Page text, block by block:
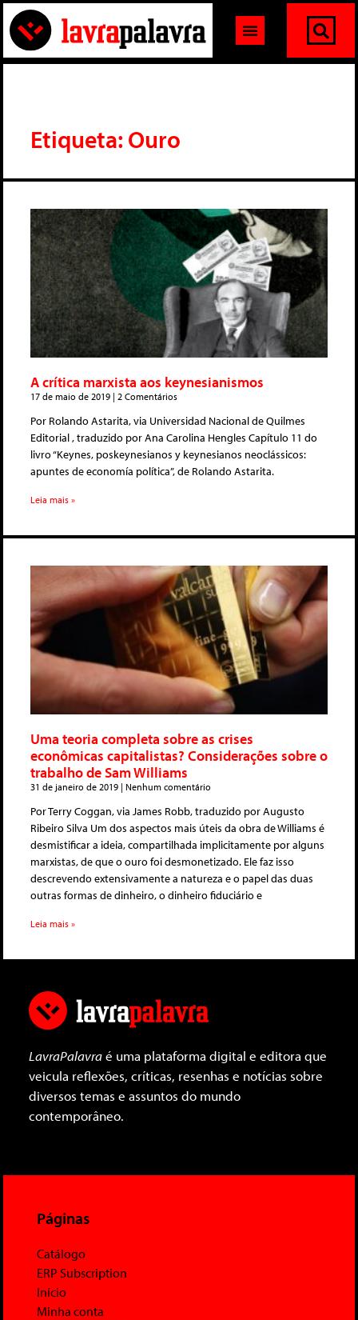
Etiqueta: Ouro
A crítica marxista aos keynesianismos
17 de maio de 2019 2 Comentários
Por Rolando Astarita, via Universidad Nacional de Quilmes
Editorial , traduzido por Ana Carolina Hengles Capítulo 11 do
livro “Keynes, poskeynesianos y keynesianos neoclássicos:
apuntes de economía política”, de Rolando Astarita.
Leia mais »
Uma teoria completa sobre as crises
econômicas capitalistas? Considerações sobre o
trabalho de Sam Williams
31 de janeiro de 2019 Nenhum comentário
Por Terry Coggan, via James Robb, traduzido por Augusto
Ribeiro Silva Um dos aspectos mais úteis da obra de Williams é
desmistificar a ideia, compartilhada implicitamente por alguns
marxistas, de que o ouro foi desmonetizado. Ele faz isso
descrevendo extensivamente a natureza e o papel das duas
outras formas de dinheiro, o dinheiro fiduciário e
Leia mais »
LavraPalavraé uma plataforma digital e editora que
veicula reflexões, críticas, resenhas e notícias sobre
diversos temas e assuntos do mundo
contemporâneo.
Páginas
Catálogo
ERP Subscription
Início
Minha conta